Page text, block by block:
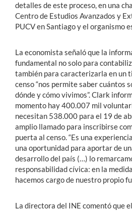
detalles de este proceso, en una
Centro de Estudios Avanzados y
PUCV en Santiago y el organismo
La economista señaló que la
fundamental no solo para
también para caracterizarla en un
censo “nos permite saber cuántos
dónde y cómo vivimos”. Clark
momento hay 400.007 mil
necesitan 538.000 para el 19 de
amplio llamado para inscribirse
puerta al censo. “Es una
una oportunidad para aportar de
desarrollo del país (…) lo
responsabilidad cívica: en la
hacemos cargo de nuestro propio
La directora del INE comentó que